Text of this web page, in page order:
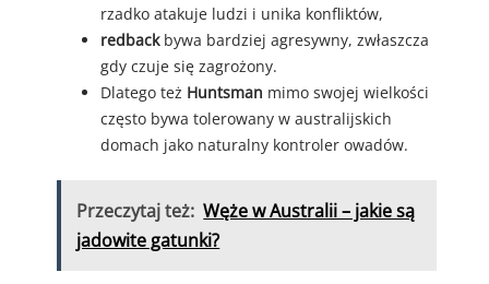
rzadko atakuje ludzi i unika konfliktów,
redbackbywa bardziej agresywny, zwłaszcza
gdy czuje się zagrożony.
Dlatego też Huntsman mimo swojej wielkości
często bywa tolerowany w australijskich
domach jako naturalny kontroler owadów.
Przeczytaj też: Węże w Australii – jakie są
jadowite gatunki?